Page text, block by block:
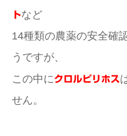
トなど
14種類の農薬の安全確
うですが、
この中にクロルピリホス
せん。